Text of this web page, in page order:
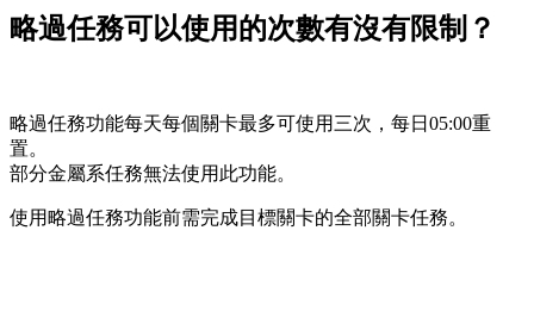
略過任務可以使用的次數有沒有限制？
略過任務功能每天每個關卡最多可使用三次，每日05:00重
置。
部分金屬系任務無法使用此功能。
使用略過任務功能前需完成目標關卡的全部關卡任務。